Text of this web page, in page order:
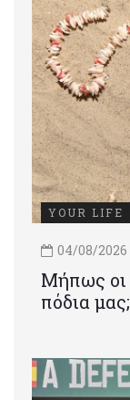
YOUR LIFE
04/08/2026
Μήπως οι
πόδια μας;